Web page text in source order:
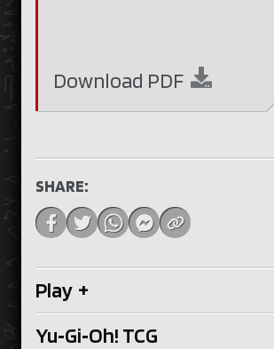
Play +
Yu‑Gi‑Oh! TCG
Download PDF
SHARE: